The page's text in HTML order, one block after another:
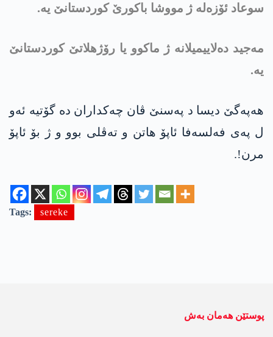
سوعاد ئۆزەلە ژ مووشا باکورێ کوردستانێ یە.
مەجید دەلاییمیلانە ژ ماکوو یا رۆژهلاتێ کوردستانێ
یە.
هه‌په‌گێ دیسا د په‌سنێ ڤان چه‌كداران ده‌ گۆتیه‌ ئه‌و
ل په‌ی فه‌لسه‌فا ئاپۆ هاتن و ته‌ڤلی بوو و ژ بۆ ئاپۆ
مرن!.
Tags: sereke
پوستێن ھەمان بەش